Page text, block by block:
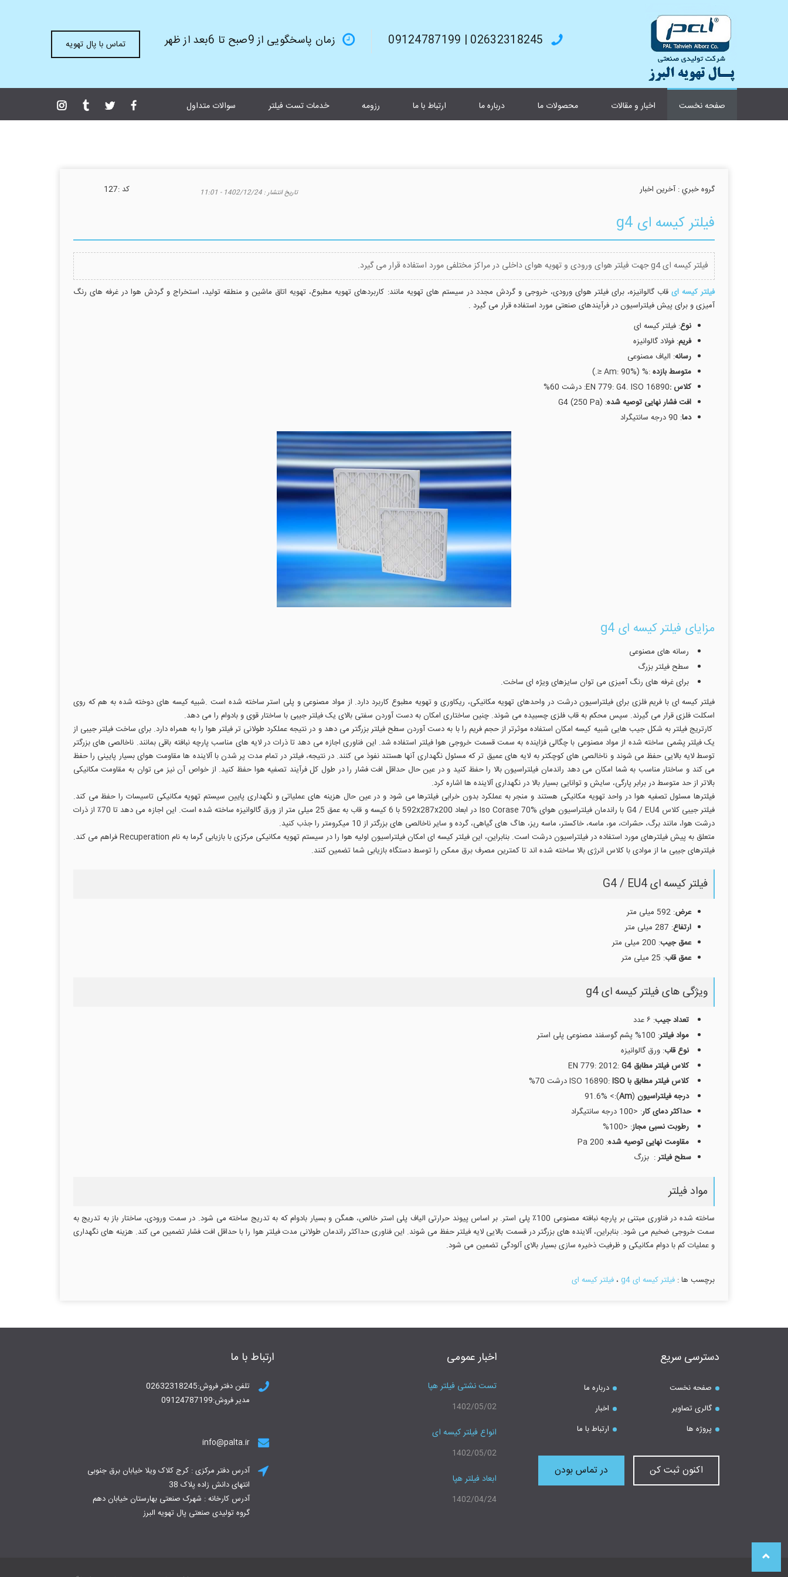
02632318245 | 09124787199 زمان پاسخگویی از 9صبح تا 6بعد از ظهر تماس با پال تهویه
صفحه نخست اخبار و مقالات محصولات ما درباره ما ارتباط با ما رزومه خدمات تست فیلتر سوالات متداول
گروه خبري : آخرین اخبار تاريخ انتشار :1402/12/24 - 11:01 كد :127
فیلتر کیسه ای g4
فیلتر کیسه ای g4 جهت فیلتر هوای ورودی و تهویه هوای داخلی در مراکز مختلفی مورد استفاده قرار می گیرد.
فیلتر کیسه ایقاب گالوانیزه، برای فیلتر هوای ورودی، خروجی و گردش مجدد در سیستم های تهویه مانند: کاربردهای تهویه مطبوع، تهویه اتاق ماشین و منطقه تولید، استخراج و گردش هوا در غرفه های رنگ
آمیزی و برای پیش فیلتراسیون در فرآیندهای صنعتی مورد استفاده قرار می گیرد .
نوع: فیلتر کیسه ای
فریم: فولاد گالوانیزه
رسانه: الیاف مصنوعی
متوسط بازده:% (Am: 90% ≤.)
کلاس :EN 779: G4. ISO 16890: درشت 60%
افت فشار نهایی توصیه شده: G4 (250 Pa)
دما: 90 درجه سانتیگراد
مزایای فیلتر کیسه ای g4
رسانه های مصنوعی
سطح فیلتر بزرگ
برای غرفه های رنگ آمیزی می توان سایزهای ویژه ای ساخت.
فیلتر کیسه ای با فریم فلزی برای فیلتراسیون درشت در واحدهای تهویه مکانیکی، ریکاوری و تهویه مطبوع کاربرد دارد. از مواد مصنوعی و پلی استر ساخته شده است .شبیه کیسه های دوخته شده به هم که روی
اسکلت فلزی قرار می گیرند. سپس محکم به قاب فلزی چسبیده می شوند. چنین ساختاری امکان به دست آوردن سفتی بالای یک فیلتر جیبی با ساختار قوی و بادوام را می دهد.
کارتریج فیلتر به شکل جیب هایی شبیه کیسه امکان استفاده موثرتر از حجم فریم را با به دست آوردن سطح فیلتر بزرگتر می دهد و در نتیجه عملکرد طولانی تر فیلتر هوا را به همراه دارد. برای ساخت فیلتر جیبی از
یک فیلتر پشمی ساخته شده از مواد مصنوعی با چگالی فزاینده به سمت قسمت خروجی هوا فیلتر استفاده شد. این فناوری اجازه می دهد تا ذرات در لایه های مناسب پارچه نبافته باقی بمانند. ناخالصی های بزرگتر
توسط لایه بالایی حفظ می شوند و ناخالصی های کوچکتر به لایه های عمیق تر که مسئول نگهداری آنها هستند نفوذ می کنند. در نتیجه، فیلتر در تمام مدت پر شدن با آلاینده ها مقاومت هوای بسیار پایینی را حفظ
می کند و ساختار مناسب به شما امکان می دهد راندمان فیلتراسیون بالا را حفظ کنید و در عین حال حداقل افت فشار را در طول کل فرآیند تصفیه هوا حفظ کنید. از خواص آن نیز می توان به مقاومت مکانیکی
بالاتر از حد متوسط در برابر پارگی، سایش و توانایی بسیار بالا در نگهداری آلاینده ها اشاره کرد.
فیلترها مسئول تصفیه هوا در واحد تهویه مکانیکی هستند و منجر به عملکرد بدون خرابی فیلترها می شود و در عین حال هزینه های عملیاتی و نگهداری پایین سیستم تهویه مکانیکی تاسیسات را حفظ می کند.
فیلتر جیبی کلاس G4 / EU4 با راندمان فیلتراسیون هوای Iso Corase 70% در ابعاد 592x287x200 با 6 کیسه و قاب به عمق 25 میلی متر از ورق گالوانیزه ساخته شده است. این اجازه می دهد تا 70٪ از ذرات
درشت هوا، مانند برگ، حشرات، مو، ماسه، خاکستر، ماسه ریز، هاگ های گیاهی، گرده و سایر ناخالصی های بزرگتر از 10 میکرومتر را جذب کنید.
متعلق به پیش فیلترهای مورد استفاده در فیلتراسیون درشت است. بنابراین، این فیلتر کیسه ای امکان فیلتراسیون اولیه هوا را در سیستم تهویه مکانیکی مرکزی با بازیابی گرما به نام Recuperation فراهم می کند.
فیلترهای جیبی ما از موادی با کلاس انرژی بالا ساخته شده اند تا کمترین مصرف برق ممکن را توسط دستگاه بازیابی شما تضمین کنند.
فیلتر کیسه ای G4 / EU4
عرض: 592 میلی متر
ارتفاع: 287 میلی متر
عمق جیب: 200 میلی متر
عمق قاب: 25 میلی متر
ویژگی های فیلتر کیسه ای g4
تعداد جیب: ۶ عدد
مواد فیلتر: 100% پشم گوسفند مصنوعی پلی استر
نوع قاب: ورق گالوانیزه
کلاس فیلتر مطابق G4
کلاس فیلتر مطابق باISO 16890:
ISO
درشت 70%
درجه فیلتراسیون(
Am
):> 91.6%
حداکثر دمای کار: <100 درجه سانتیگراد
رطوبت نسبی مجاز: <100%
مقاومت نهایی توصیه شده: 200 Pa
سطح فیلتر: بزرگ
مواد فیلتر
ساخته شده در فناوری مبتنی بر پارچه نبافته مصنوعی 100٪ پلی استر. بر اساس پیوند حرارتی الیاف پلی استر خالص، همگن و بسیار بادوام که به تدریج ساخته می شود. در سمت ورودی، ساختار باز به تدریج به
سمت خروجی ضخیم می شود. بنابراین، آلاینده های بزرگتر در قسمت بالایی لایه فیلتر حفظ می شوند. این فناوری حداکثر راندمان طولانی مدت فیلتر هوا را با حداقل افت فشار تضمین می کند. هزینه های نگهداری
و عملیات کم با دوام مکانیکی و ظرفیت ذخیره سازی بسیار بالای آلودگی تضمین می شود.
برچسب ها : فیلتر کیسه ای g4 ، فیلتر کیسه ای
دسترسی سریع
صفحه نخست
درباره ما
گالری تصاویر
اخبار
پروژه ها
ارتباط با ما
اکنون ثبت کن در تماس بودن
اخبار عمومی
تست نشتی فیلتر هپا
1402/05/02
انواع فیلتر کیسه ای
1402/05/02
ابعاد فیلتر هپا
1402/04/24
ارتباط با ما
تلفن دفتر فروش:02632318245
مدیر فروش:09124787199
info@palta.ir
آدرس دفتر مرکزی : کرج کلاک ویلا خیابان برق جنوبی
انتهای دانش زاده پلاک 38
آدرس کارخانه : شهرک صنعتی بهارستان خیابان دهم
گروه تولیدی صنعتی پال تهویه البرز